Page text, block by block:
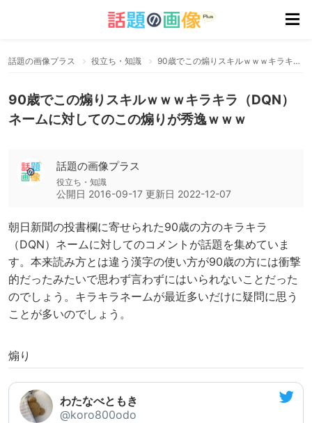
話題の画像プラス 役立ち・知識 90歳でこの煽りスキルｗｗｗキラキラ（DQN）ネームに対してのこの煽りが秀逸ｗｗｗ
90歳でこの煽りスキルｗｗｗキラキラ（DQN）
ネームに対してのこの煽りが秀逸ｗｗｗ
話題の画像プラス
役立ち・知識
公開日 2016-09-17 更新日 2022-12-07
朝日新聞の投書欄に寄せられた90歳の方のキラキラ
（DQN）ネームに対してのコメントが話題を集めていま
す。本来読み方とは違う漢字の使い方が90歳の方には衝撃
的だったみたいで思わず言わずにはいられないことだった
のでしょう。キラキラネームが最近多いだけに疑問に思う
ことが多いのでしょう。
煽り
わたなべともき
@koro800odo